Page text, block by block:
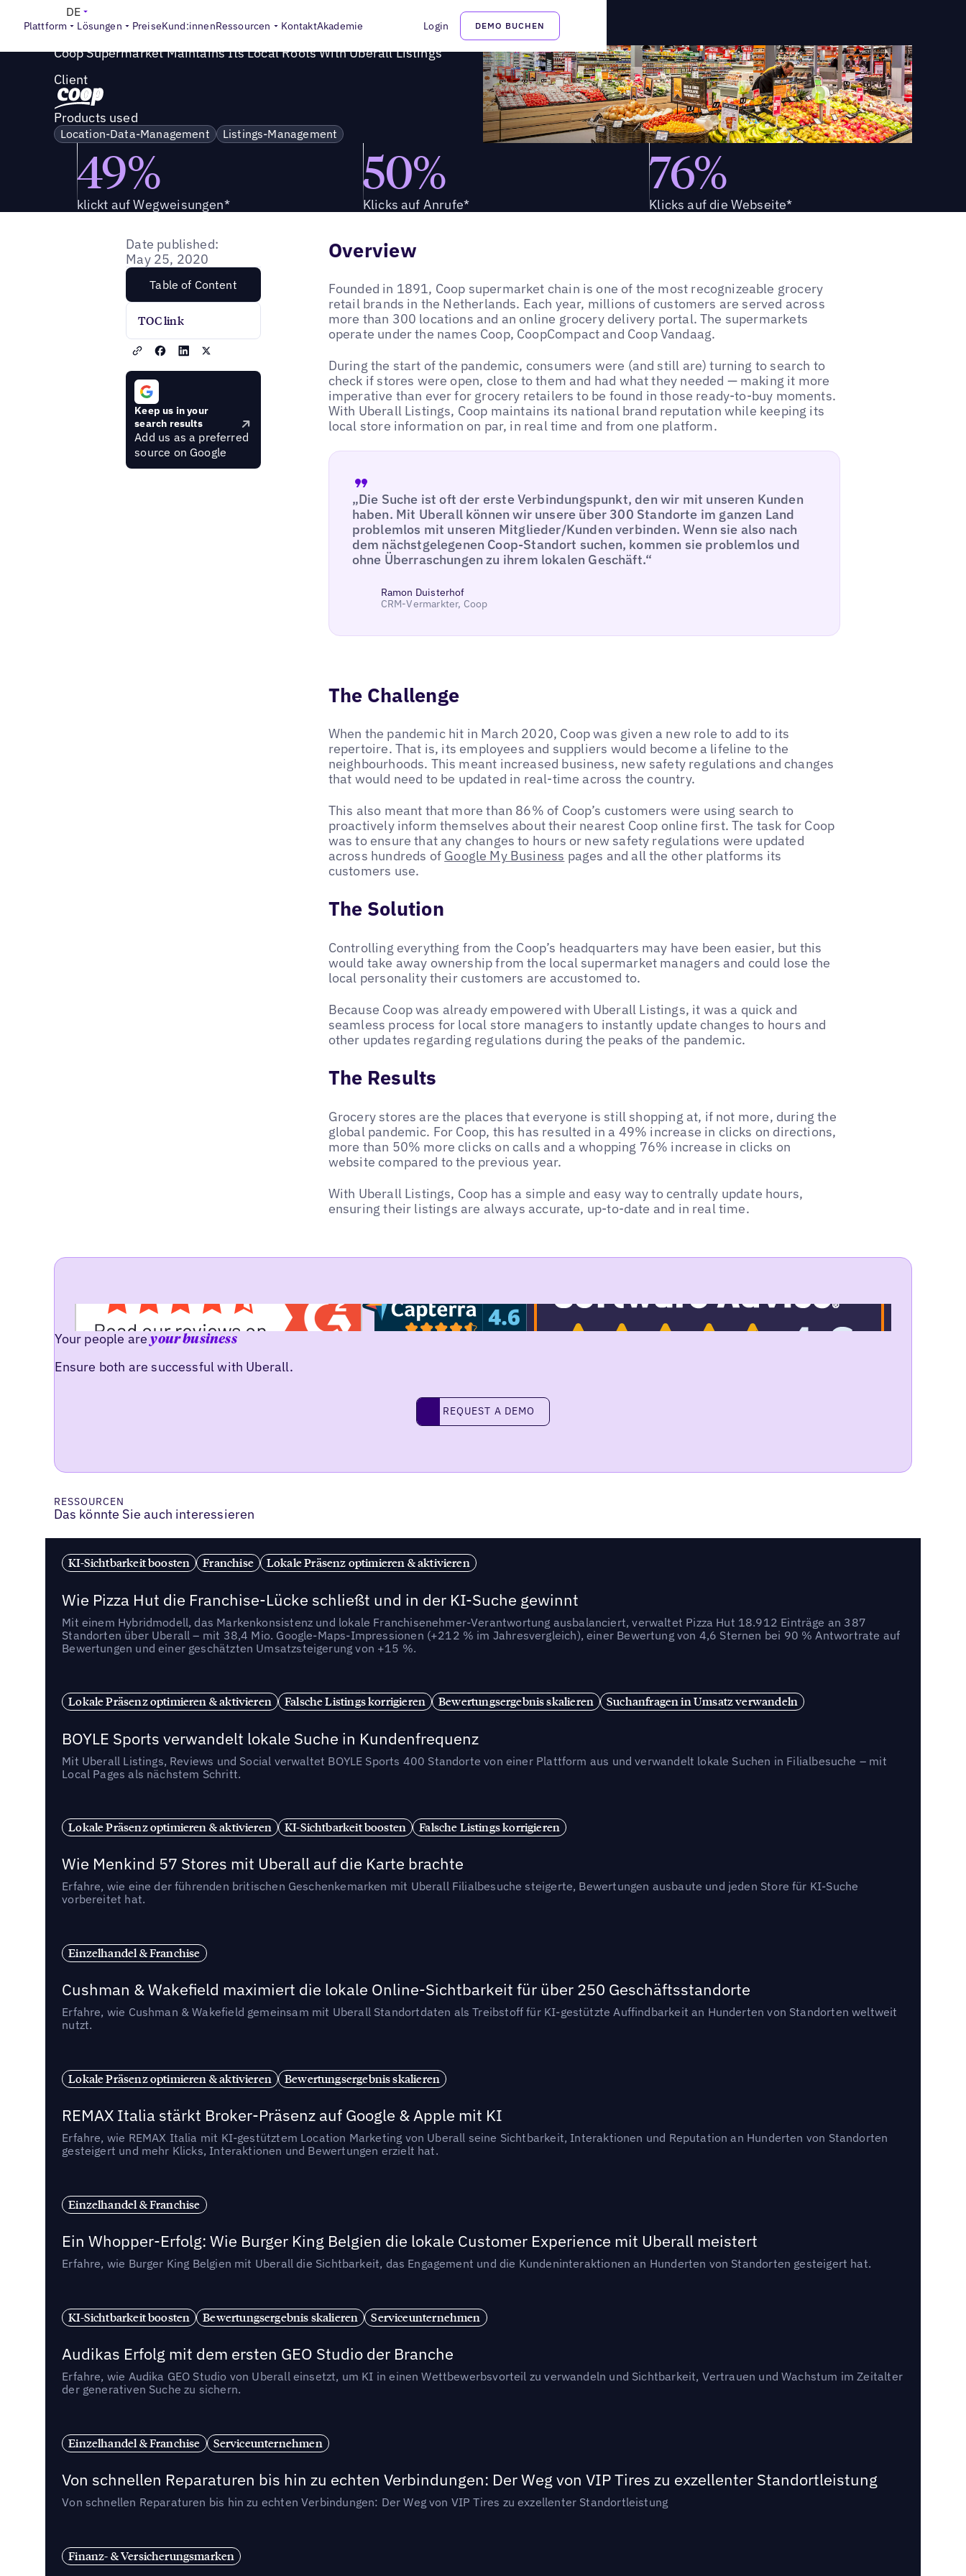
Plattform Lösungen PreiseKund:innenRessourcen KontaktAkademie Login DEMO BUCHEN
DE
Success Story
Coop Supermarket Maintains Its Local Roots With Uberall Listings
Client
Products used
Location-Data-Management Listings-Management
49%
klickt auf Wegweisungen*
50%
Klicks auf Anrufe*
76%
Klicks auf die Webseite*
Date published:
May 25, 2020
Table of Content
TOC link
Keep us in your
search results
Add us as a preferred
source on Google
Overview
Founded in 1891, Coop supermarket chain is one of the most recognizeable grocery
retail brands in the Netherlands. Each year, millions of customers are served across
more than 300 locations and an online grocery delivery portal. The supermarkets
operate under the names Coop, CoopCompact and Coop Vandaag.
During the start of the pandemic, consumers were (and still are) turning to search to
check if stores were open, close to them and had what they needed — making it more
imperative than ever for grocery retailers to be found in those ready-to-buy moments.
With Uberall Listings, Coop maintains its national brand reputation while keeping its
local store information on par, in real time and from one platform.
„Die Suche ist oft der erste Verbindungspunkt, den wir mit unseren Kunden
haben. Mit Uberall können wir unsere über 300 Standorte im ganzen Land
problemlos mit unseren Mitglieder/Kunden verbinden. Wenn sie also nach
dem nächstgelegenen Coop-Standort suchen, kommen sie problemlos und
ohne Überraschungen zu ihrem lokalen Geschäft.“
Ramon Duisterhof
CRM-Vermarkter, Coop
The Challenge
When the pandemic hit in March 2020, Coop was given a new role to add to its
repertoire. That is, its employees and suppliers would become a lifeline to the
neighbourhoods. This meant increased business, new safety regulations and changes
that would need to be updated in real-time across the country.
This also meant that more than 86% of Coop’s customers were using search to
proactively inform themselves about their nearest Coop online first. The task for Coop
was to ensure that any changes to hours or new safety regulations were updated
across hundreds of Google My Business pages and all the other platforms its
customers use.
The Solution
Controlling everything from the Coop’s headquarters may have been easier, but this
would take away ownership from the local supermarket managers and could lose the
local personality their customers are accustomed to.
Because Coop was already empowered with Uberall Listings, it was a quick and
seamless process for local store managers to instantly update changes to hours and
other updates regarding regulations during the peaks of the pandemic.
The Results
Grocery stores are the places that everyone is still shopping at, if not more, during the
global pandemic. For Coop, this has resulted in a 49% increase in clicks on directions,
more than 50% more clicks on calls and a whopping 76% increase in clicks on
website compared to the previous year.
With Uberall Listings, Coop has a simple and easy way to centrally update hours,
ensuring their listings are always accurate, up-to-date and in real time.
Your people areyour business
Ensure both are successful with Uberall.
request a demo
REQUEST A DEMO
RESSOURCEN
Das könnte Sie auch interessieren
KI-Sichtbarkeit boosten Franchise Lokale Präsenz optimieren & aktivieren
Wie Pizza Hut die Franchise-Lücke schließt und in der KI-Suche gewinnt
Mit einem Hybridmodell, das Markenkonsistenz und lokale Franchisenehmer-Verantwortung ausbalanciert, verwaltet Pizza Hut 18.912 Einträge an 387
Standorten über Uberall – mit 38,4 Mio. Google-Maps-Impressionen (+212 % im Jahresvergleich), einer Bewertung von 4,6 Sternen bei 90 % Antwortrate auf
Bewertungen und einer geschätzten Umsatzsteigerung von +15 %.
Lokale Präsenz optimieren & aktivieren Falsche Listings korrigieren Bewertungsergebnis skalieren Suchanfragen in Umsatz verwandeln
BOYLE Sports verwandelt lokale Suche in Kundenfrequenz
Mit Uberall Listings, Reviews und Social verwaltet BOYLE Sports 400 Standorte von einer Plattform aus und verwandelt lokale Suchen in Filialbesuche – mit
Local Pages als nächstem Schritt.
Lokale Präsenz optimieren & aktivieren KI-Sichtbarkeit boosten Falsche Listings korrigieren
Wie Menkind 57 Stores mit Uberall auf die Karte brachte
Erfahre, wie eine der führenden britischen Geschenkemarken mit Uberall Filialbesuche steigerte, Bewertungen ausbaute und jeden Store für KI-Suche
vorbereitet hat.
Einzelhandel & Franchise
Cushman & Wakefield maximiert die lokale Online-Sichtbarkeit für über 250 Geschäftsstandorte
Erfahre, wie Cushman & Wakefield gemeinsam mit Uberall Standortdaten als Treibstoff für KI-gestützte Auffindbarkeit an Hunderten von Standorten weltweit
nutzt.
Lokale Präsenz optimieren & aktivieren Bewertungsergebnis skalieren
REMAX Italia stärkt Broker-Präsenz auf Google & Apple mit KI
Erfahre, wie REMAX Italia mit KI-gestütztem Location Marketing von Uberall seine Sichtbarkeit, Interaktionen und Reputation an Hunderten von Standorten
gesteigert und mehr Klicks, Interaktionen und Bewertungen erzielt hat.
Einzelhandel & Franchise
Ein Whopper-Erfolg: Wie Burger King Belgien die lokale Customer Experience mit Uberall meistert
Erfahre, wie Burger King Belgien mit Uberall die Sichtbarkeit, das Engagement und die Kundeninteraktionen an Hunderten von Standorten gesteigert hat.
KI-Sichtbarkeit boosten Bewertungsergebnis skalieren Serviceunternehmen
Audikas Erfolg mit dem ersten GEO Studio der Branche
Erfahre, wie Audika GEO Studio von Uberall einsetzt, um KI in einen Wettbewerbsvorteil zu verwandeln und Sichtbarkeit, Vertrauen und Wachstum im Zeitalter
der generativen Suche zu sichern.
Einzelhandel & Franchise Serviceunternehmen
Von schnellen Reparaturen bis hin zu echten Verbindungen: Der Weg von VIP Tires zu exzellenter Standortleistung
Von schnellen Reparaturen bis hin zu echten Verbindungen: Der Weg von VIP Tires zu exzellenter Standortleistung
Finanz- & Versicherungsmarken